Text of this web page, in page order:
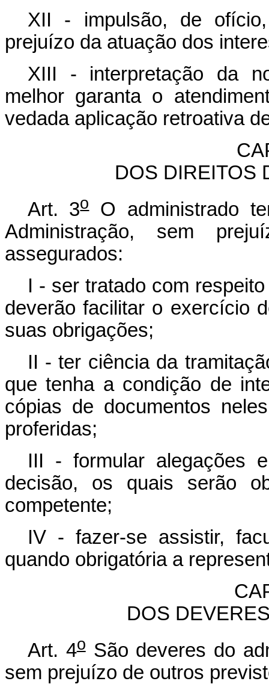
XII - impulsão, de
prejuízo da atuação dos
XIII - interpretação da
melhor garanta o
vedada aplicação retroativa
DOS DIREITOS
Art. 3oO administrado
Administração, sem
assegurados:
I - ser tratado com
deverão facilitar o exercício
suas obrigações;
II - ter ciência da
que tenha a condição de
cópias de documentos
proferidas;
III - formular alegações
decisão, os quais serão
competente;
IV - fazer-se assistir,
quando obrigatória a
DOS
Art. 4oSão deveres do
sem prejuízo de outros